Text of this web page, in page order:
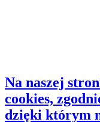
Na naszej
cookies,
dzięki którym